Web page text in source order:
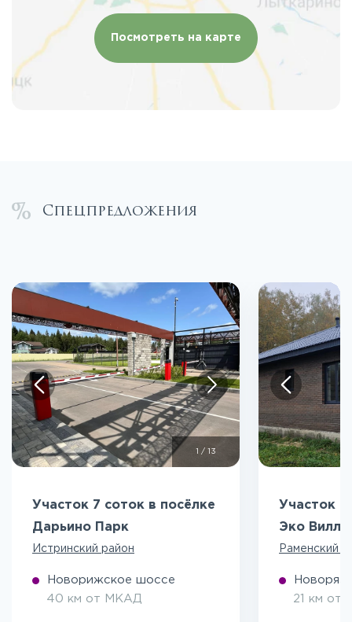
Посмотреть на карте
Спецпредложения
/ 13
Участок 7 соток в посёлке
Дарьино Парк
Истринский район
Новорижское шоссе
40 км от МКАД
Участок 5
Эко
Раменский
21 км от